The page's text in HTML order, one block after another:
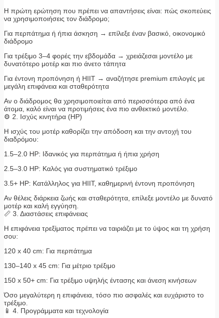
Η πρώτη ερώτηση που πρέπει να απαντήσεις είναι: πώς σκοπεύεις
να χρησιμοποιήσεις τον διάδρομο;
Για περπάτημα ή ήπια άσκηση → επίλεξε έναν βασικό, οικονομικό
διάδρομο
Για τρέξιμο 3–4 φορές την εβδομάδα → χρειάζεσαι μοντέλο με
δυνατότερο μοτέρ και πιο άνετο τάπητα
Για έντονη προπόνηση ή HIIT → αναζήτησε premium επιλογές με
μεγάλη επιφάνεια και σταθερότητα
Αν ο διάδρομος θα χρησιμοποιείται από περισσότερα από ένα
άτομα, καλό είναι να προτιμήσεις ένα πιο ανθεκτικό μοντέλο.
⚙️ 2. Ισχύς κινητήρα (HP)
Η ισχύς του μοτέρ καθορίζει την απόδοση και την αντοχή του
διαδρόμου:
1.5–2.0 HP: Ιδανικός για περπάτημα ή ήπια χρήση
2.5–3.0 HP: Καλός για συστηματικό τρέξιμο
3.5+ HP: Κατάλληλος για HIIT, καθημερινή έντονη προπόνηση
Αν θέλεις διάρκεια ζωής και σταθερότητα, επίλεξε μοντέλο με δυνατό
μοτέρ και καλή εγγύηση.
📏 3. Διαστάσεις επιφάνειας
Η επιφάνεια τρεξίματος πρέπει να ταιριάζει με το ύψος και τη χρήση
σου:
120 x 40 cm: Για περπάτημα
130–140 x 45 cm: Για μέτριο τρέξιμο
150 x 50+ cm: Για τρέξιμο υψηλής έντασης και άνεση κινήσεων
Όσο μεγαλύτερη η επιφάνεια, τόσο πιο ασφαλές και ευχάριστο το
τρέξιμο.
📱 4. Προγράμματα και τεχνολογία